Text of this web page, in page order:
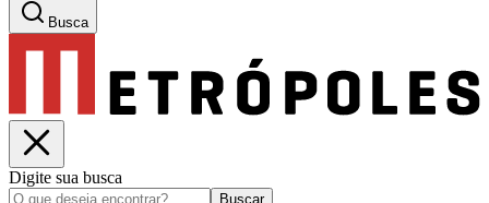
Busca
Digite sua busca
Buscar